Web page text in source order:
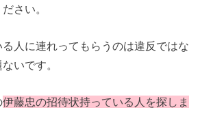
さい。
人に連れってもらうのは違反ではな
いです。
伊藤忠の招待状持っている人を探しま